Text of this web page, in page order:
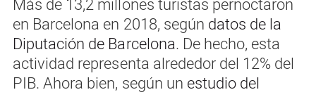
Más de 13,2 millones turistas pernoctaron
en Barcelona en 2018, según datos de la
Diputación de Barcelona. De hecho, esta
actividad representa alrededor del 12% del
PIB. Ahora bien, según un estudio del